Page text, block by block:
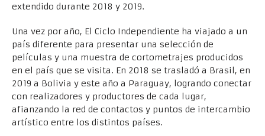
extendido durante 2018 y 2019.​
Una vez por año, El Ciclo Independiente ha viajado a un
país diferente para presentar una selección de
películas y una muestra de cortometrajes producidos
en el país que se visita. En 2018 se trasladó a Brasil, en
2019 a Bolivia y este año a Paraguay, logrando conectar
con realizadores y productores de cada lugar,
afianzando la red de contactos y puntos de intercambio
artístico entre los distintos países.